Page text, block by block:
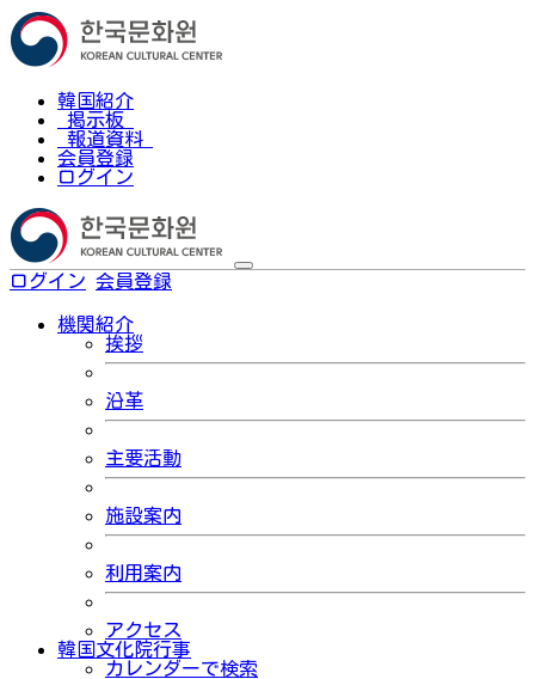
韓国紹介
掲示板
報道資料
会員登録
ログイン
ログイン 会員登録
機関紹介
挨拶
沿革
主要活動
施設案内
利用案内
アクセス
韓国文化院行事
カレンダーで検索